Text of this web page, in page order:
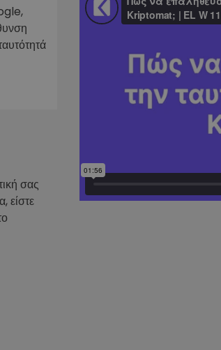
σας
είστε